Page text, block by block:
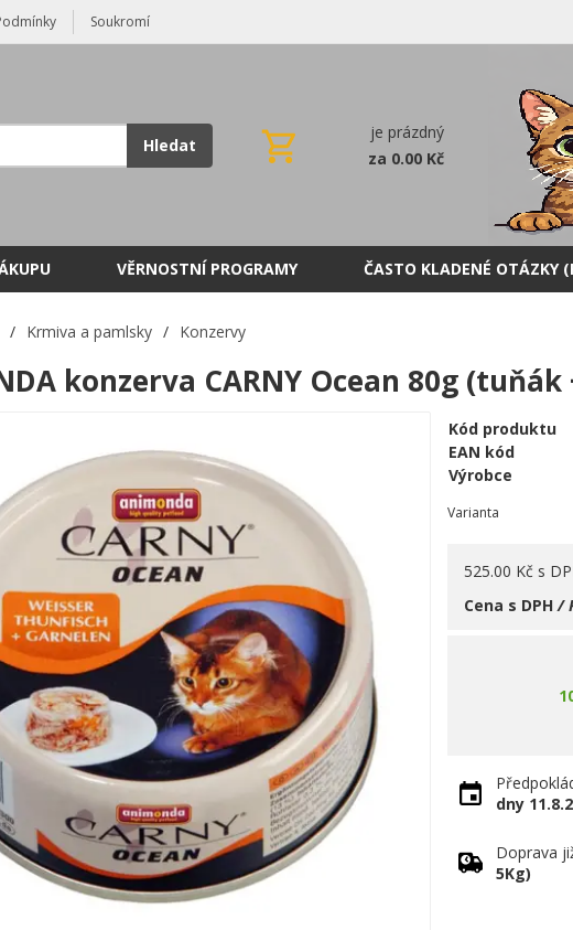
Soukromí
Hledat
je prázdný
za 0.00 Kč
VĚRNOSTNÍ PROGRAMY ČASTO KLADENÉ OTÁZKY
/ Krmiva a pamlsky / Konzervy
konzerva CARNY Ocean 80g (tuňák
Kód produktu
EAN kód
Výrobce
Varianta
525.00 Kč s
Cena s DPH/
dny
Doprava
5Kg)